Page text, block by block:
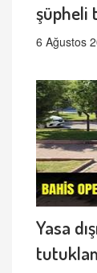
şüpheli
6 Ağustos
Yasa